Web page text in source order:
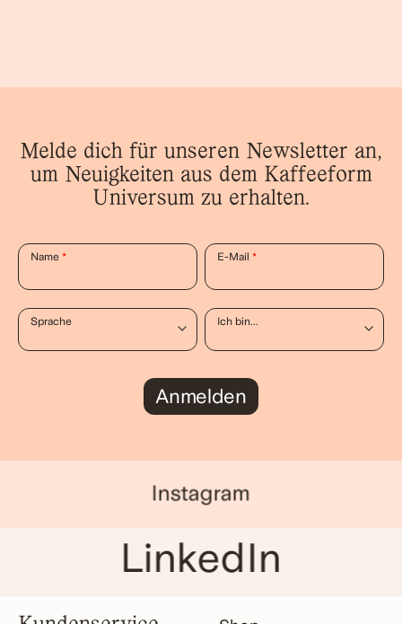
Melde dich für unseren Newsletter an,
um Neuigkeiten aus dem Kaffeeform
Universum zu erhalten.
Name * E-Mail*
Sprache Ich bin...
Anmelden
Instagram
LinkedIn